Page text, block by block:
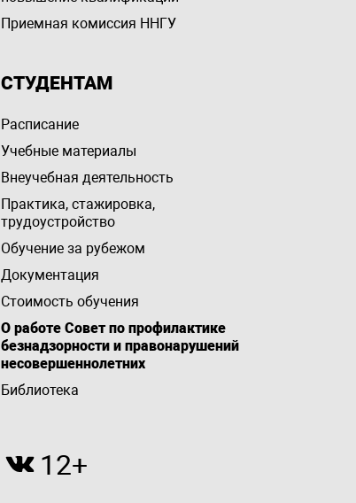
Приемная комиссия ННГУ
СТУДЕНТАМ
Расписание
Учебные материалы
Внеучебная деятельность
Практика, стажировка,
трудоустройство
Обучение за рубежом
Документация
Стоимость обучения
О работе Совет по профилактике
безнадзорности и правонарушений
несовершеннолетних
Библиотека
12+